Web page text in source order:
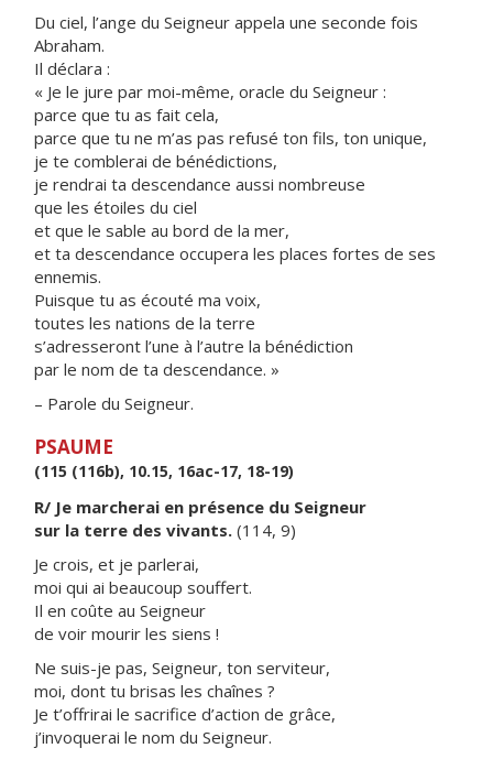
Du ciel, l’ange du Seigneur appela une seconde fois
Abraham.
Il déclara :
« Je le jure par moi-même, oracle du Seigneur :
parce que tu as fait cela,
parce que tu ne m’as pas refusé ton fils, ton unique,
je te comblerai de bénédictions,
je rendrai ta descendance aussi nombreuse
que les étoiles du ciel
et que le sable au bord de la mer,
et ta descendance occupera les places fortes de ses
ennemis.
Puisque tu as écouté ma voix,
toutes les nations de la terre
s’adresseront l’une à l’autre la bénédiction
par le nom de ta descendance. »
– Parole du Seigneur.
PSAUME
(115 (116b), 10.15, 16ac-17, 18-19)
R/ Je marcherai en présence du Seigneur
sur la terre des vivants. (114, 9)
Je crois, et je parlerai,
moi qui ai beaucoup souffert.
Il en coûte au Seigneur
de voir mourir les siens !
Ne suis-je pas, Seigneur, ton serviteur,
moi, dont tu brisas les chaînes ?
Je t’offrirai le sacrifice d’action de grâce,
j’invoquerai le nom du Seigneur.